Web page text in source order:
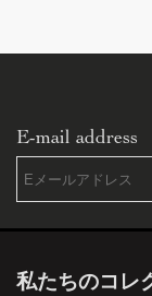
E-mail address
私たちのコレ